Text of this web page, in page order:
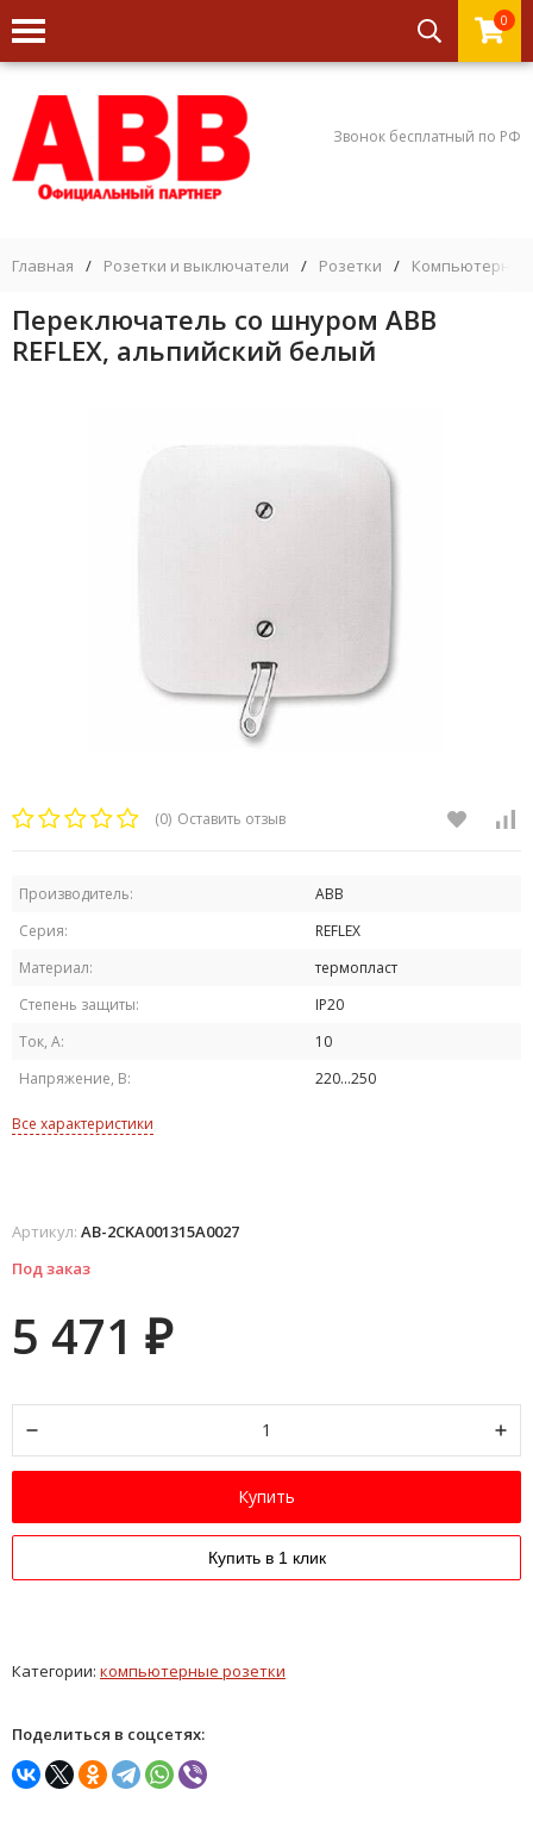
0
Звонок бесплатный по РФ
Главная / Розетки и выключатели / Розетки / Компьютерные
Переключатель со шнуром ABB
REFLEX, альпийский белый
(0) Оставить отзыв
Производитель:
ABB
Серия:
REFLEX
Материал:
термопласт
Степень защиты:
IP20
Ток, А:
10
Напряжение, В:
220...250
Все характеристики
Артикул: AB-2CKA001315A0027
Под заказ
5 471 ₽
Купить
Купить в 1 клик
Категории: компьютерные розетки
Поделиться в соцсетях: